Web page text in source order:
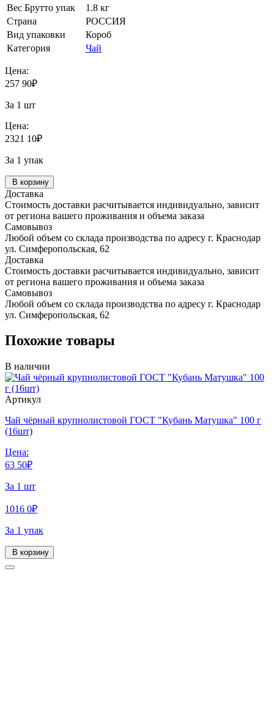
Вес Брутто упак
1.8 кг
Страна
РОССИЯ
Вид упаковки
Короб
Категория
Чай
Цена:
257 90₽
За 1 шт
Цена:
2321 10₽
За 1 упак
В корзину
Доставка
Стоимость доставки расчитывается индивидуально, зависит
от региона вашего проживания и объема заказа
Самовывоз
Любой объем со склада производства по адресу г. Краснодар
ул. Симферопольская, 62
Доставка
Стоимость доставки расчитывается индивидуально, зависит
от региона вашего проживания и объема заказа
Самовывоз
Любой объем со склада производства по адресу г. Краснодар
ул. Симферопольская, 62
Похожие товары
В наличии
Артикул
Чай чёрный крупнолистовой ГОСТ "Кубань Матушка" 100 г
(16шт)
Цена:
63 50₽
За 1 шт
1016 0₽
За 1 упак
В корзину